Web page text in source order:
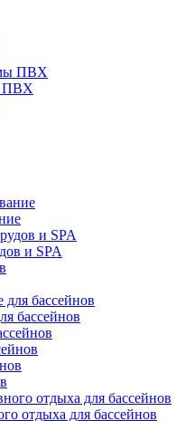
ПВХ
и SPA
бассейнов
отдыха для бассейнов